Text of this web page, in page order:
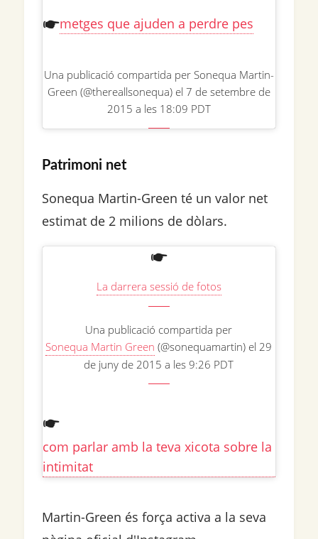
metges que ajuden a perdre pes
Una publicació compartida per Sonequa Martin-
Green (@thereallsonequa) el 7 de setembre de
2015 a les 18:09 PDT
Patrimoni net
Sonequa Martin-Green té un valor net
estimat de 2 milions de dòlars.
La darrera sessió de fotos
Una publicació compartida per
Sonequa Martin Green (@sonequamartin) el 29
de juny de 2015 a les 9:26 PDT
com parlar amb la teva xicota sobre la
intimitat
Martin-Green és força activa a la seva